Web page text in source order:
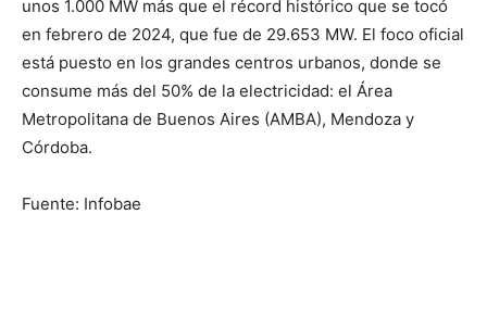
unos 1.000 MW más que el récord histórico que se tocó
en febrero de 2024, que fue de 29.653 MW. El foco oficial
está puesto en los grandes centros urbanos, donde se
consume más del 50% de la electricidad: el Área
Metropolitana de Buenos Aires (AMBA), Mendoza y
Córdoba.
Fuente: Infobae